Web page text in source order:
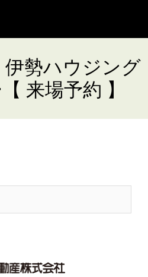
勢ハウジング
来場予約 】